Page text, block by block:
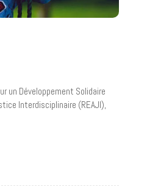
un Développement Solidaire
Interdisciplinaire (REAJI),